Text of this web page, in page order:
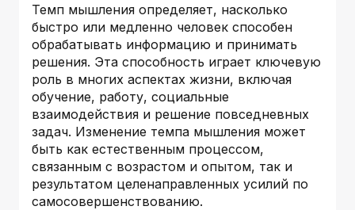
Темп мышления определяет, насколько
быстро или медленно человек способен
обрабатывать информацию и принимать
решения. Эта способность играет ключевую
роль в многих аспектах жизни, включая
обучение, работу, социальные
взаимодействия и решение повседневных
задач. Изменение темпа мышления может
быть как естественным процессом,
связанным с возрастом и опытом, так и
результатом целенаправленных усилий по
самосовершенствованию.